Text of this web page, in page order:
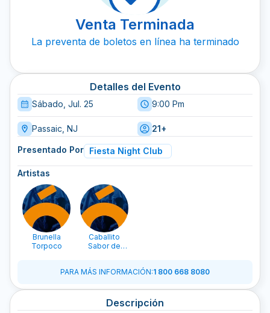
Venta Terminada
La preventa de boletos en línea ha terminado
Detalles del Evento
Sábado, Jul. 25 9:00 Pm
Passaic, NJ 21+
Presentado Por Fiesta Night Club
Artistas
Brunella
Torpoco
Caballito
Sabor de
PARA MÁS INFORMACIÓN:1 800 668 8080
Descripción